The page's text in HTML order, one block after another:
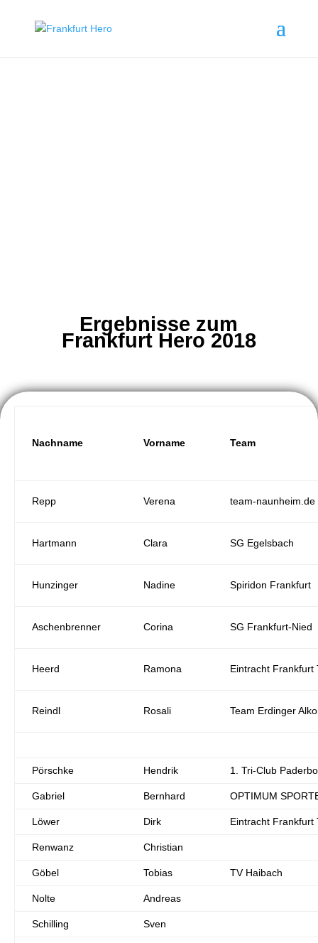
Ergebnisse zum
Frankfurt Hero 2018
Nachname Vorname Team
Repp Verena team-naunheim.de
Hartmann Clara SG Egelsbach
Hunzinger Nadine Spiridon Frankfurt
Aschenbrenner Corina SG Frankfurt-Nied
Heerd Ramona Eintracht Frankfurt
Reindl Rosali Team Erdinger
Pörschke Hendrik 1. Tri-Club
Gabriel Bernhard OPTIMUM
Löwer Dirk Eintracht Frankfurt
Renwanz Christian
Göbel Tobias TV Haibach
Nolte Andreas
Schilling Sven